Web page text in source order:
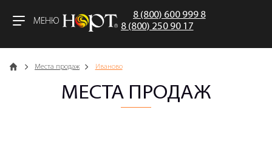
МЕНЮ
8 (800) 600 999 8
8 (800) 250 90 17
Главная Места продаж Иваново
МЕСТА ПРОДАЖ